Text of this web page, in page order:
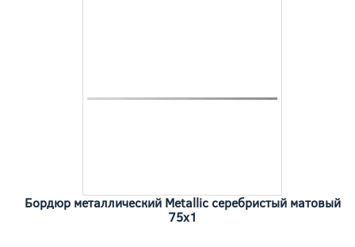
Бордюр металлический Metallic серебристый матовый
75x1